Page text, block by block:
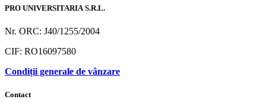
PRO UNIVERSITARIA S.R.L.
Nr. ORC: J40/1255/2004
CIF: RO16097580
Condiții generale de vânzare
Contact